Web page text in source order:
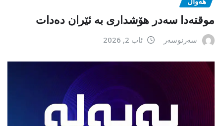
موقتەدا سەدر هۆشداری بە ئێران دەدات
سەرنوسەر ئاب 2, 2026